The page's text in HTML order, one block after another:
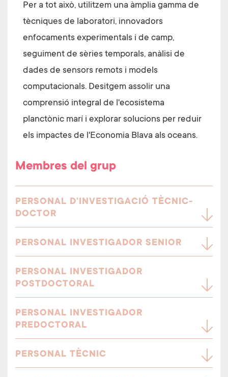
Per a tot això, utilitzem una àmplia gamma de
tècniques de laboratori, innovadors
enfocaments experimentals i de camp,
seguiment de sèries temporals, anàlisi de
dades de sensors remots i models
computacionals. Desitgem assolir una
comprensió integral de l'ecosistema
planctònic marí i explorar solucions per reduir
els impactes de l'Economia Blava als oceans.
Membres del grup
PERSONAL D'INVESTIGACIÓ TÈCNIC-
DOCTOR
PERSONAL INVESTIGADOR SENIOR
PERSONAL INVESTIGADOR
POSTDOCTORAL
PERSONAL INVESTIGADOR
PREDOCTORAL
PERSONAL TÈCNIC